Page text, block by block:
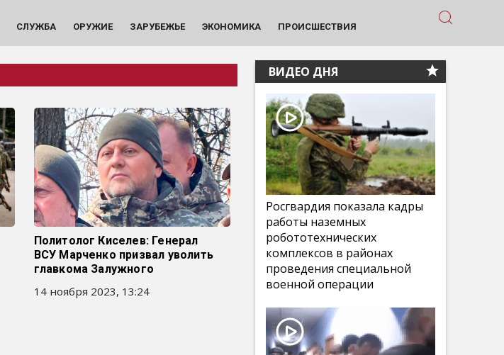
СЛУЖБА ОРУЖИЕ ЗАРУБЕЖЬЕ ЭКОНОМИКА ПРОИСШЕСТВИЯ
Политолог Киселев: Генерал
ВСУ Марченко призвал уволить
главкома Залужного
14 ноября 2023, 13:24
ВИДЕО ДНЯ
Росгвардия показала кадры
работы наземных
робототехнических
комплексов в районах
проведения специальной
военной операции